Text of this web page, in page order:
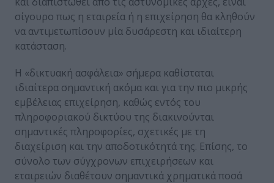
σίγουρο πως η εταιρεία ή η επιχείρηση θα κληθούν
να αντιμετωπίσουν μία δυσάρεστη και ιδιαίτερη
κατάσταση.
Η «δικτυακή ασφάλεια» σήμερα καθίσταται
ιδιαίτερα σημαντική ακόμα και για την πιο μικρής
εμβέλειας επιχείρηση, καθώς εντός του
πληροφοριακού δικτύου της διακινούνται
σημαντικές πληροφορίες, σχετικές με τη
διαχείριση και την αποδοτικότητά της. Επίσης, το
σύνολο των σύγχρονων επιχειρήσεων και
εταιρειών διαθέτουν σημαντικά χρηματικά ποσά